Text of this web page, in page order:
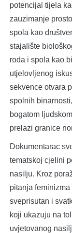
potencijal tijela
zauzimanje
spola kao
stajalište
roda i spola kao
utjelovljenog
sekvence otvara
spolnih
bogatom
prelazi granice
Dokumentarac
tematskoj cjelini
nasilju. Kroz
pitanja
sveprisutan i
koji ukazuju na
uvjetovanog